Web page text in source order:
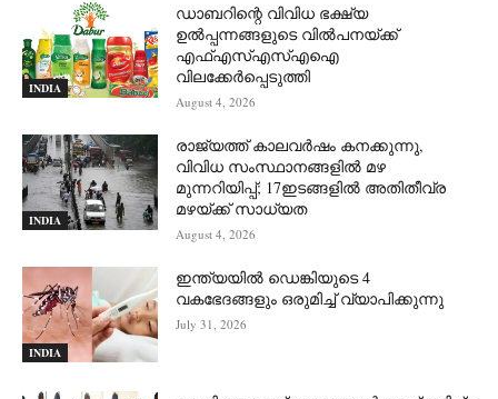
INDIA
ഡാബറിന്റെ വിവിധ ഭക്ഷ്യ
ഉൽപ്പന്നങ്ങളുടെ വിൽപനയ്ക്ക്
എഫ്എസ്എസ്എഐ
വിലക്കേർപ്പെടുത്തി
August 4, 2026
INDIA
രാജ്യത്ത് കാലവർഷം കനക്കുന്നു,
വിവിധ സംസ്ഥാനങ്ങളിൽ മഴ
മുന്നറിയിപ്പ്; 17ഇടങ്ങളിൽ അതിതീവ്ര
മഴയ്ക്ക് സാധ്യത
August 4, 2026
INDIA
ഇന്ത്യയിൽ ഡെങ്കിയുടെ 4
വകഭേദങ്ങളും ഒരുമിച്ച് വ്യാപിക്കുന്നു
July 31, 2026